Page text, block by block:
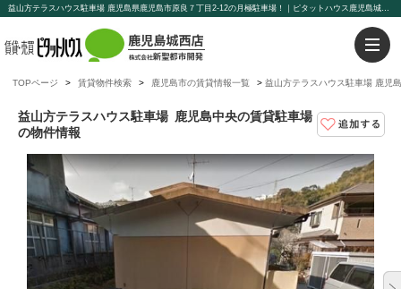
益山方テラスハウス駐車場 鹿児島県鹿児島市原良７丁目2-12の月極駐車場！｜ピタットハウス鹿児島城西店【株式会社新聖都市開発】
TOPページ 賃貸物件検索 鹿児島市の賃貸情報一覧 益山方テラスハウス駐車場 鹿児
益山方テラスハウス駐車場 鹿児島中央の賃貸駐車場
の物件情報